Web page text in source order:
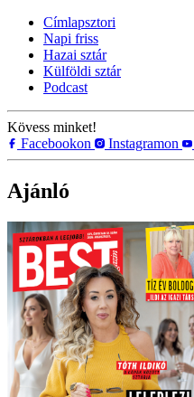
Címlapsztori
Napi friss
Hazai sztár
Külföldi sztár
Podcast
Kövess minket!
Facebookon
Instagramon
Ajánló